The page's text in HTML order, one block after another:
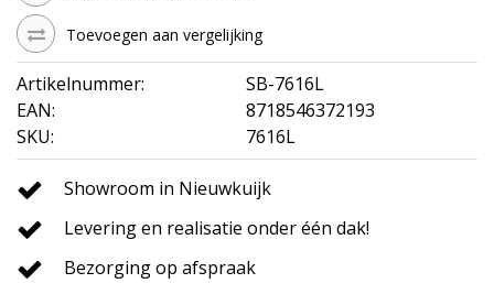
Toevoegen aan vergelijking
Artikelnummer:
SB-7616L
EAN:
8718546372193
SKU:
7616L
Showroom in Nieuwkuijk
Levering en realisatie onder één dak!
Bezorging op afspraak